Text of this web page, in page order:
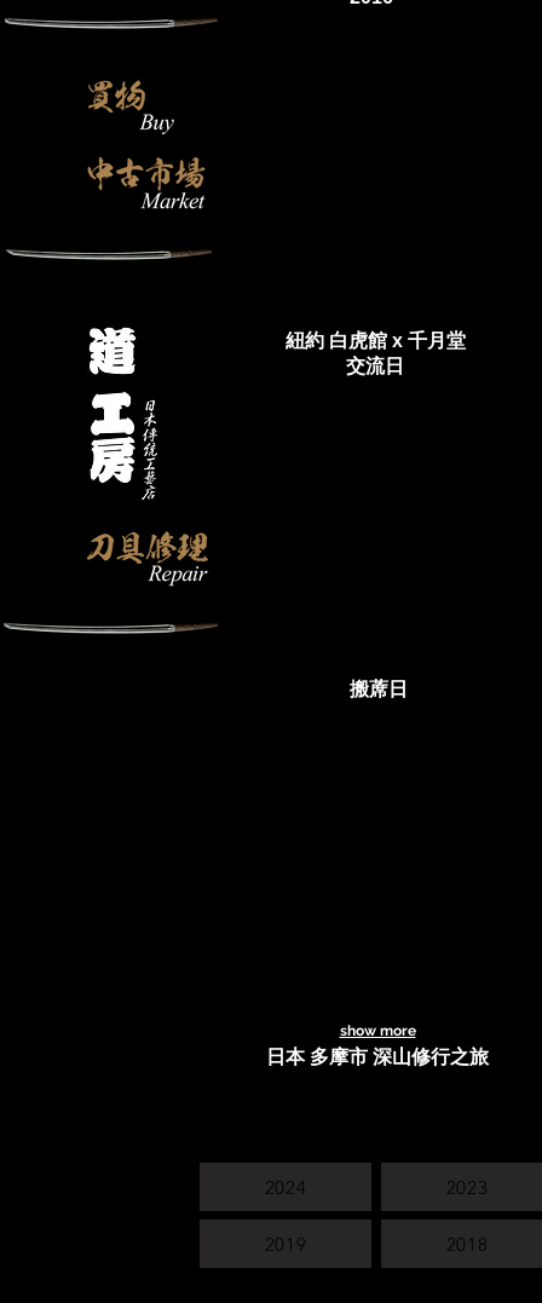
紐約 白虎館 x 千月堂
交流日
搬蓆日
show more
日本 多摩市 深山修行之旅
2024 2023
2019 2018